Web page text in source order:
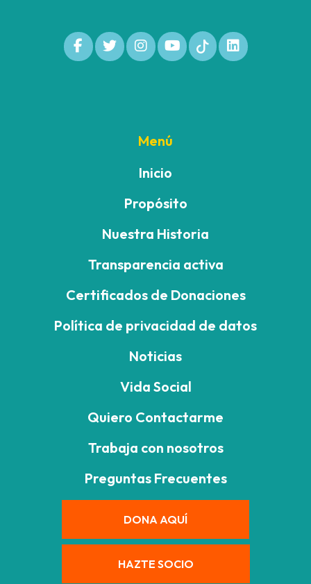
Menú
Inicio
Propósito
Nuestra Historia
Transparencia activa
Certificados de Donaciones
Política de privacidad de datos
Noticias
Vida Social
Quiero Contactarme
Trabaja con nosotros
Preguntas Frecuentes
DONA AQUÍ
HAZTE SOCIO